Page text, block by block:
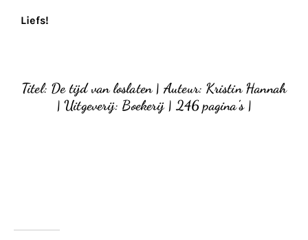
Liefs!
Titel: De tijd van loslaten | Auteur: Kristin Hannah
| Uitgeverij: Boekerij | 246 pagina’s |